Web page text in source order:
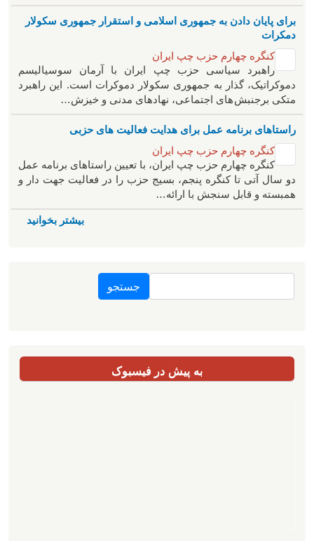
برای پایان دادن به جمهوری اسلامی و استقرار جمهوری سکولار
دمکرات
کنگره چهارم حزب چپ ایران
راهبرد سياسی حزب چپ ایران با آرمان سوسیالیسم
دموکراتیک، گذار به جمهوری سکولار دموکرات است. این راهبرد
متکی برجنبش های اجتماعی، نهادهای مدنی و خیزش‌…
راستاهای برنامه عمل برای هدایت فعالیت های حزبی
کنگره چهارم حزب چپ ایران
کنگره چهارم حزب چپ ایران، با تعیین راستاهای برنامه عمل
دو سال آتی تا کنگره پنجم، بسیج حزب را در فعالیت جهت دار و
همبسته و قابل سنجش با ارائه…
بیشتر بخوانید
جستجو
به پیش در فیسبوک